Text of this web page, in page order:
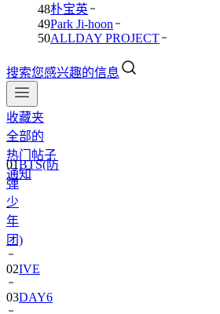
48朴宝英
49Park Ji-hoon
50ALLDAY PROJECT
搜索您感兴趣的信息
收藏夹
全部的
热门帖子
通知
01BTS(防
弹
少
年
团)
02IVE
03DAY6